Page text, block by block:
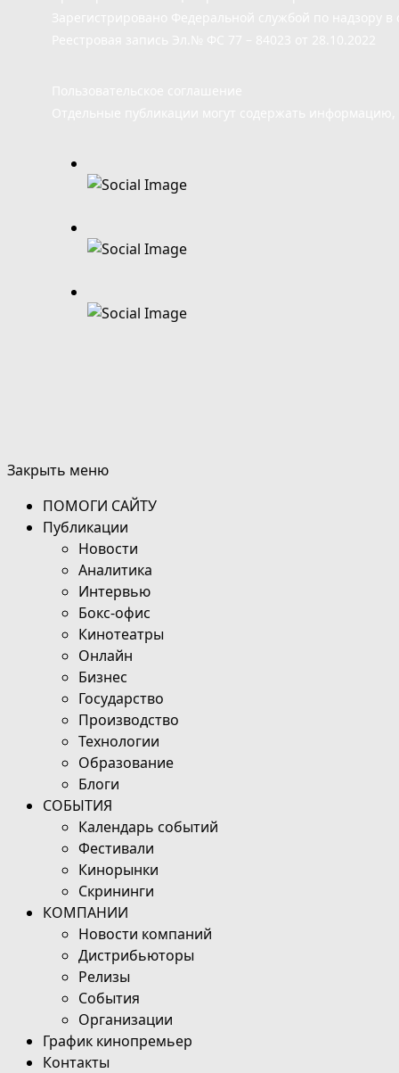
Закрыть меню
ПОМОГИ САЙТУ
Публикации
Новости
Аналитика
Интервью
Бокс-офис
Кинотеатры
Онлайн
Бизнес
Государство
Производство
Технологии
Образование
Блоги
СОБЫТИЯ
Календарь событий
Фестивали
Кинорынки
Скрининги
КОМПАНИИ
Новости компаний
Дистрибьюторы
Релизы
События
Организации
График кинопремьер
Контакты